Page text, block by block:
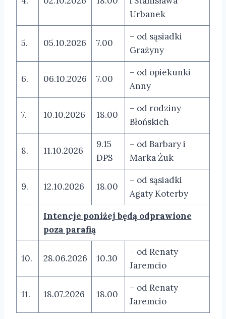
Urbanek
5. 05.10.2026 7.00
– od sąsiadki
Grażyny
6. 06.10.2026 7.00
– od opiekunki
Anny
7. 10.10.2026 18.00
– od rodziny
Błońskich
8. 11.10.2026
9.15
DPS
– od Barbary i
Marka Żuk
9. 12.10.2026 18.00
– od sąsiadki
Agaty Koterby
Intencje poniżej będą odprawione
poza parafią
10. 28.06.2026 10.30
– od Renaty
Jaremcio
11. 18.07.2026 18.00
– od Renaty
Jaremcio